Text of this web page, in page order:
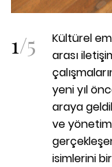
1/5
Kültürel
arası
yeni yıl
araya
ve
isimlerini